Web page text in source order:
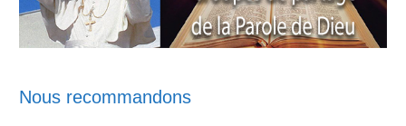
Nous recommandons